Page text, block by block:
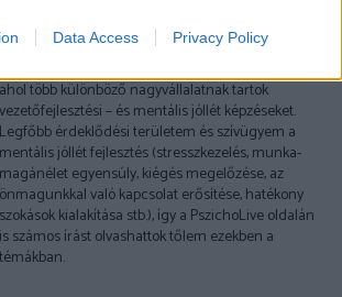
Data Access Privacy Policy
minőségibb kapcsolatokat tudjunk létrehozni és
fenntartani. Az egyéni pszichológiai konzultációk
ahol több különböző nagyvállalatnak tartok
vezetőfejlesztési – és mentális jóllét képzéseket.
Legfőbb érdeklődési területem és szívügyem a
mentális jóllét fejlesztés (stresszkezelés, munka-
magánélet egyensúly, kiégés megelőzése, az
önmagunkkal való kapcsolat erősítése, hatékony
szokások kialakítása stb.), így a PszichoLive oldalán
is számos írást olvashattok tőlem ezekben a
témákban.